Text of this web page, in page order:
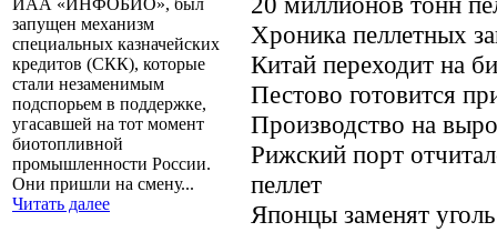
ИАА «ИНФОБИО», был
запущен механизм
специальных казначейских
кредитов (СКК), которые
стали незаменимым
подспорьем в поддержке,
угасавшей на тот момент
биотопливной
промышленности России.
Они пришли на смену...
Читать далее
Хроника пеллетных
Китай переходит на
Пестово готовится
Производство на
Рижский порт
пеллет
Японцы заменят